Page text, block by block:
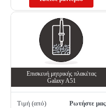
Επισκευή μητρικής πλακέτας
Galaxy A51
Τιμή (από) Ρωτήστε μας